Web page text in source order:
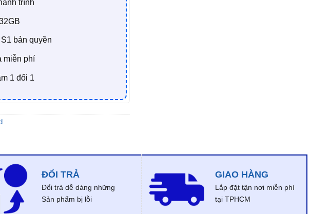
trình
bản quyền
miễn phí
1 đổi 1
ĐỔI TRẢ
Đổi trả dễ dàng những
Sản phẩm bị lỗi
GIAO HÀNG
Lắp đặt tận nơi miễn phí
tại TPHCM